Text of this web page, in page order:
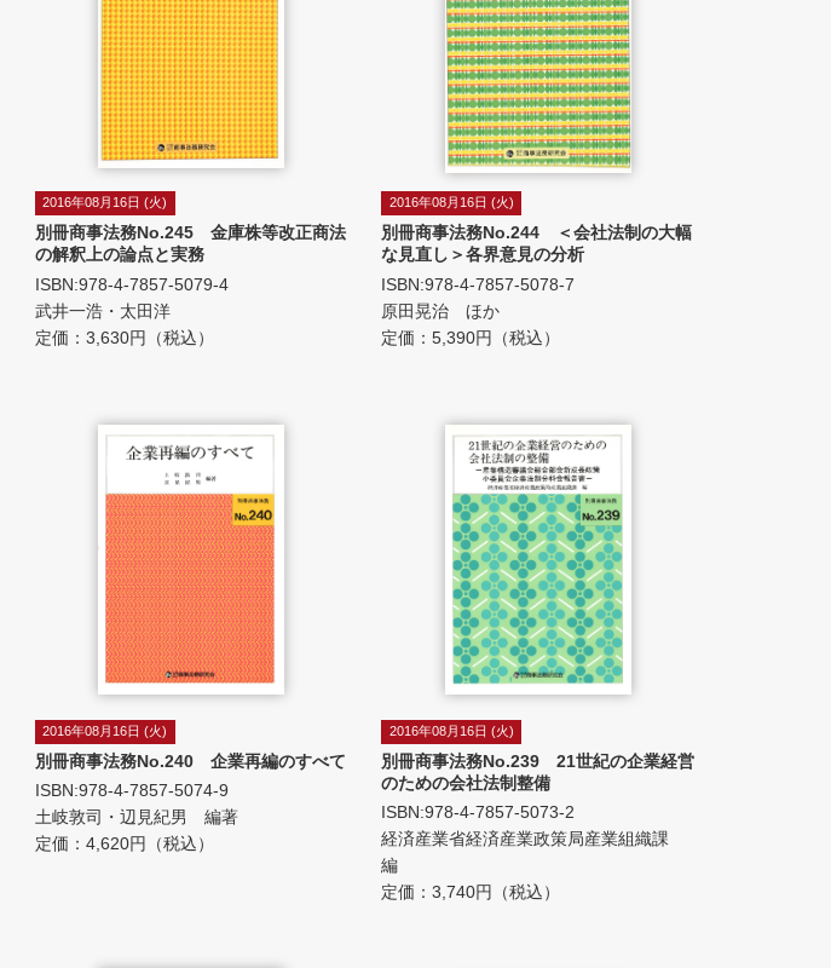
2016年08月16日 (火)
別冊商事法務No.245 金庫株等改正商法
の解釈上の論点と実務
ISBN:978-4-7857-5079-4
武井一浩・太田洋
定価：3,630円（税込）
2016年08月16日 (火)
別冊商事法務No.244 ＜会社法制の大幅
な見直し＞各界意見の分析
ISBN:978-4-7857-5078-7
原田晃治 ほか
定価：5,390円（税込）
2016年08月16日 (火)
別冊商事法務No.240 企業再編のすべて
ISBN:978-4-7857-5074-9
土岐敦司・辺見紀男 編著
定価：4,620円（税込）
2016年08月16日 (火)
別冊商事法務No.239 21世紀の企業経営
のための会社法制整備
ISBN:978-4-7857-5073-2
経済産業省経済産業政策局産業組織課
編
定価：3,740円（税込）